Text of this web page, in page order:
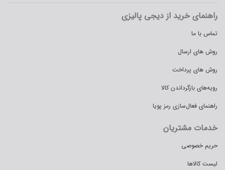
راهنمای خرید از دیجی پالیزی
تماس با ما
روش های ارسال
روش های پرداخت
رویه‌های بازگرداندن کالا
راهنمای فعال‌سازی رمز پویا
خدمات مشتریان
حریم خصوصی
لیست کالاها